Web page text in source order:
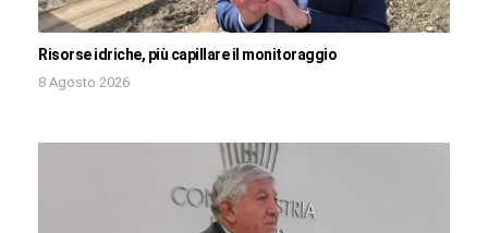
Risorse idriche, più capillare il monitoraggio
8 Agosto 2026